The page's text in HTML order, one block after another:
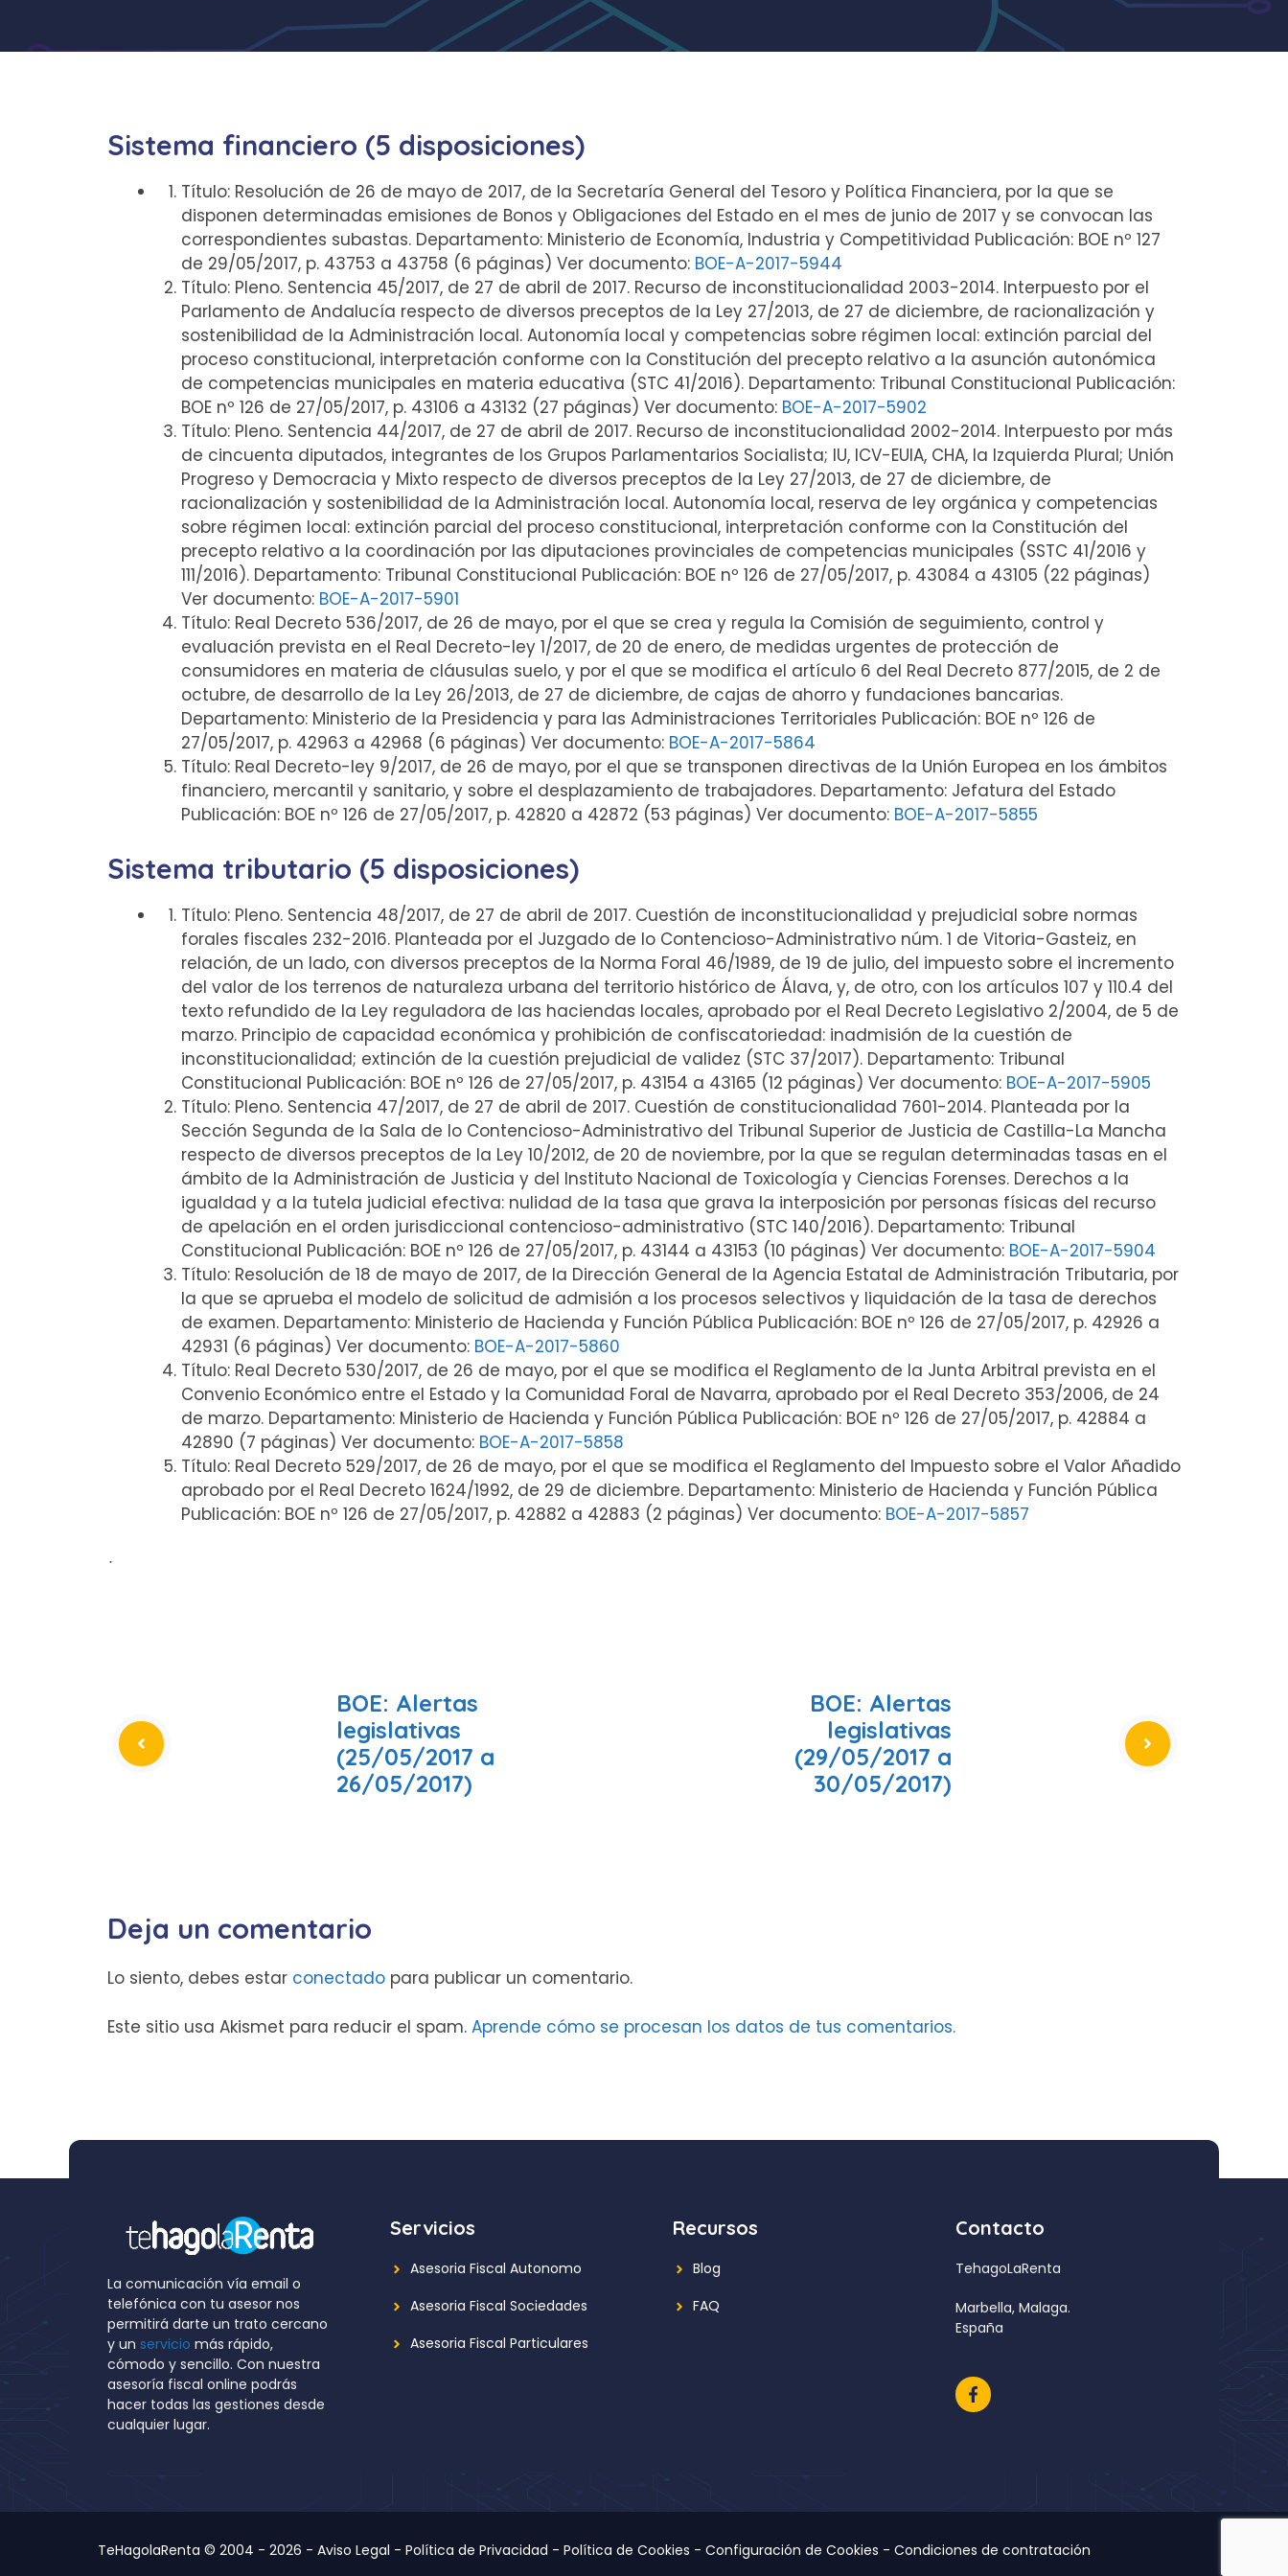
Sistema financiero (5 disposiciones)
Título: Resolución de 26 de mayo de 2017, de la Secretaría General del Tesoro y Política Financiera, por la que se
disponen determinadas emisiones de Bonos y Obligaciones del Estado en el mes de junio de 2017 y se convocan las
correspondientes subastas. Departamento: Ministerio de Economía, Industria y Competitividad Publicación: BOE nº 127
de 29/05/2017, p. 43753 a 43758 (6 páginas) Ver documento: BOE-A-2017-5944
Título: Pleno. Sentencia 45/2017, de 27 de abril de 2017. Recurso de inconstitucionalidad 2003-2014. Interpuesto por el
Parlamento de Andalucía respecto de diversos preceptos de la Ley 27/2013, de 27 de diciembre, de racionalización y
sostenibilidad de la Administración local. Autonomía local y competencias sobre régimen local: extinción parcial del
proceso constitucional, interpretación conforme con la Constitución del precepto relativo a la asunción autonómica
de competencias municipales en materia educativa (STC 41/2016). Departamento: Tribunal Constitucional Publicación:
BOE nº 126 de 27/05/2017, p. 43106 a 43132 (27 páginas) Ver documento: BOE-A-2017-5902
Título: Pleno. Sentencia 44/2017, de 27 de abril de 2017. Recurso de inconstitucionalidad 2002-2014. Interpuesto por más
de cincuenta diputados, integrantes de los Grupos Parlamentarios Socialista; IU, ICV-EUIA, CHA, la Izquierda Plural; Unión
Progreso y Democracia y Mixto respecto de diversos preceptos de la Ley 27/2013, de 27 de diciembre, de
racionalización y sostenibilidad de la Administración local. Autonomía local, reserva de ley orgánica y competencias
sobre régimen local: extinción parcial del proceso constitucional, interpretación conforme con la Constitución del
precepto relativo a la coordinación por las diputaciones provinciales de competencias municipales (SSTC 41/2016 y
111/2016). Departamento: Tribunal Constitucional Publicación: BOE nº 126 de 27/05/2017, p. 43084 a 43105 (22 páginas)
Ver documento: BOE-A-2017-5901
Título: Real Decreto 536/2017, de 26 de mayo, por el que se crea y regula la Comisión de seguimiento, control y
evaluación prevista en el Real Decreto-ley 1/2017, de 20 de enero, de medidas urgentes de protección de
consumidores en materia de cláusulas suelo, y por el que se modifica el artículo 6 del Real Decreto 877/2015, de 2 de
octubre, de desarrollo de la Ley 26/2013, de 27 de diciembre, de cajas de ahorro y fundaciones bancarias.
Departamento: Ministerio de la Presidencia y para las Administraciones Territoriales Publicación: BOE nº 126 de
27/05/2017, p. 42963 a 42968 (6 páginas) Ver documento: BOE-A-2017-5864
Título: Real Decreto-ley 9/2017, de 26 de mayo, por el que se transponen directivas de la Unión Europea en los ámbitos
financiero, mercantil y sanitario, y sobre el desplazamiento de trabajadores. Departamento: Jefatura del Estado
Publicación: BOE nº 126 de 27/05/2017, p. 42820 a 42872 (53 páginas) Ver documento: BOE-A-2017-5855
Sistema tributario (5 disposiciones)
Título: Pleno. Sentencia 48/2017, de 27 de abril de 2017. Cuestión de inconstitucionalidad y prejudicial sobre normas
forales fiscales 232-2016. Planteada por el Juzgado de lo Contencioso-Administrativo núm. 1 de Vitoria-Gasteiz, en
relación, de un lado, con diversos preceptos de la Norma Foral 46/1989, de 19 de julio, del impuesto sobre el incremento
del valor de los terrenos de naturaleza urbana del territorio histórico de Álava, y, de otro, con los artículos 107 y 110.4 del
texto refundido de la Ley reguladora de las haciendas locales, aprobado por el Real Decreto Legislativo 2/2004, de 5 de
marzo. Principio de capacidad económica y prohibición de confiscatoriedad: inadmisión de la cuestión de
inconstitucionalidad; extinción de la cuestión prejudicial de validez (STC 37/2017). Departamento: Tribunal
Constitucional Publicación: BOE nº 126 de 27/05/2017, p. 43154 a 43165 (12 páginas) Ver documento: BOE-A-2017-5905
Título: Pleno. Sentencia 47/2017, de 27 de abril de 2017. Cuestión de constitucionalidad 7601-2014. Planteada por la
Sección Segunda de la Sala de lo Contencioso-Administrativo del Tribunal Superior de Justicia de Castilla-La Mancha
respecto de diversos preceptos de la Ley 10/2012, de 20 de noviembre, por la que se regulan determinadas tasas en el
ámbito de la Administración de Justicia y del Instituto Nacional de Toxicología y Ciencias Forenses. Derechos a la
igualdad y a la tutela judicial efectiva: nulidad de la tasa que grava la interposición por personas físicas del recurso
de apelación en el orden jurisdiccional contencioso-administrativo (STC 140/2016). Departamento: Tribunal
Constitucional Publicación: BOE nº 126 de 27/05/2017, p. 43144 a 43153 (10 páginas) Ver documento: BOE-A-2017-5904
Título: Resolución de 18 de mayo de 2017, de la Dirección General de la Agencia Estatal de Administración Tributaria, por
la que se aprueba el modelo de solicitud de admisión a los procesos selectivos y liquidación de la tasa de derechos
de examen. Departamento: Ministerio de Hacienda y Función Pública Publicación: BOE nº 126 de 27/05/2017, p. 42926 a
42931 (6 páginas) Ver documento: BOE-A-2017-5860
Título: Real Decreto 530/2017, de 26 de mayo, por el que se modifica el Reglamento de la Junta Arbitral prevista en el
Convenio Económico entre el Estado y la Comunidad Foral de Navarra, aprobado por el Real Decreto 353/2006, de 24
de marzo. Departamento: Ministerio de Hacienda y Función Pública Publicación: BOE nº 126 de 27/05/2017, p. 42884 a
42890 (7 páginas) Ver documento: BOE-A-2017-5858
Título: Real Decreto 529/2017, de 26 de mayo, por el que se modifica el Reglamento del Impuesto sobre el Valor Añadido
aprobado por el Real Decreto 1624/1992, de 29 de diciembre. Departamento: Ministerio de Hacienda y Función Pública
Publicación: BOE nº 126 de 27/05/2017, p. 42882 a 42883 (2 páginas) Ver documento: BOE-A-2017-5857
ᐧ
BOE: Alertas
legislativas
(25/05/2017 a
26/05/2017)
BOE: Alertas
legislativas
(29/05/2017 a
30/05/2017)
Deja un comentario
Lo siento, debes estar conectado para publicar un comentario.
Este sitio usa Akismet para reducir el spam. Aprende cómo se procesan los datos de tus comentarios.
La comunicación vía email o
telefónica con tu asesor nos
permitirá darte un trato cercano
y un servicio más rápido,
cómodo y sencillo. Con nuestra
asesoría fiscal online podrás
hacer todas las gestiones desde
cualquier lugar.
Servicios
Asesoria Fiscal Autonomo
Asesoria Fiscal Sociedades
Asesoria Fiscal Particulares
Recursos
Blog
FAQ
Contacto
TehagoLaRenta
Marbella, Malaga.
España
TeHagolaRenta © 2004 - 2026 - Aviso Legal - Política de Privacidad - Política de Cookies - Configuración de Cookies - Condiciones de contratación